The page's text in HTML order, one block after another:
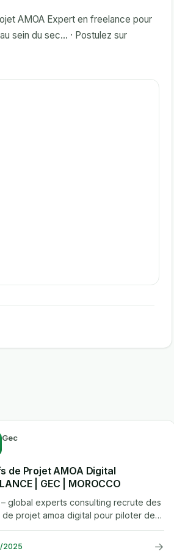
AMOA Expert en freelance pour
sein du sec... · Postulez sur
Gec
de Projet AMOA Digital
| GEC | MOROCCO
– global experts consulting recrute des
de projet amoa digital pour piloter des
strategiques dans...
2025 →